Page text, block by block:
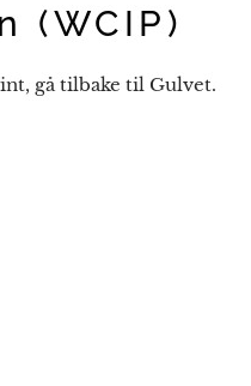
(WCIP)
gå tilbake til Gulvet.